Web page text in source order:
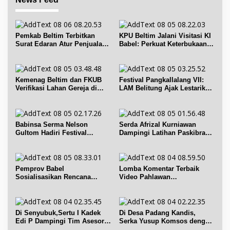
Pemkab Beltim Terbitkan
Surat Edaran Atur Penjualan
KPU Beltim Jalani Visitasi KI
Babel: Perkuat Keterbukaan
Kemenag Beltim dan FKUB
Verifikasi Lahan Gereja di
Festival Pangkallalang VII:
LAM Belitung Ajak Lestarikan
Babinsa Serma Nelson
Gultom Hadiri Festival
Serda Afrizal Kurniawan
Dampingi Latihan Paskibra
Pemprov Babel
Sosialisasikan Rencana
Lomba Komentar Terbaik
Video Pahlawan
Di Senyubuk,Sertu I Kadek
Edi P Dampingi Tim Asesor
Di Desa Padang Kandis,
Serka Yusup Komsos dengan